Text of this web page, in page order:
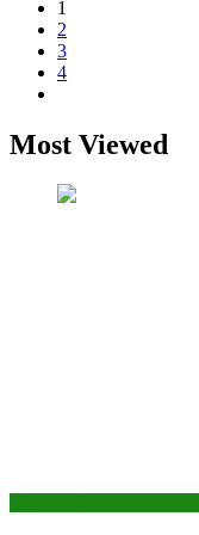
1
2
3
4
Most Viewed